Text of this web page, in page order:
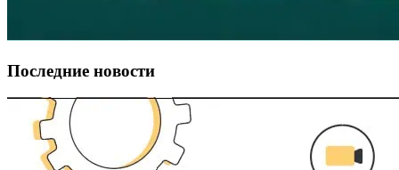
Последние новости